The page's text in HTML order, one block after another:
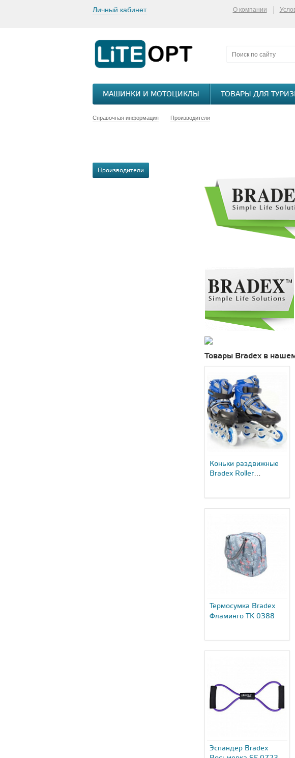
Личный кабинет О компании
МАШИНКИ И МОТОЦИКЛЫ ТОВАРЫ ДЛЯ
Справочная информация Производители
Производители
Товары Bradex в
Коньки раздвижные
Bradex Roller
Термосумка Bradex
Фламинго TK 0388
Эспандер Bradex